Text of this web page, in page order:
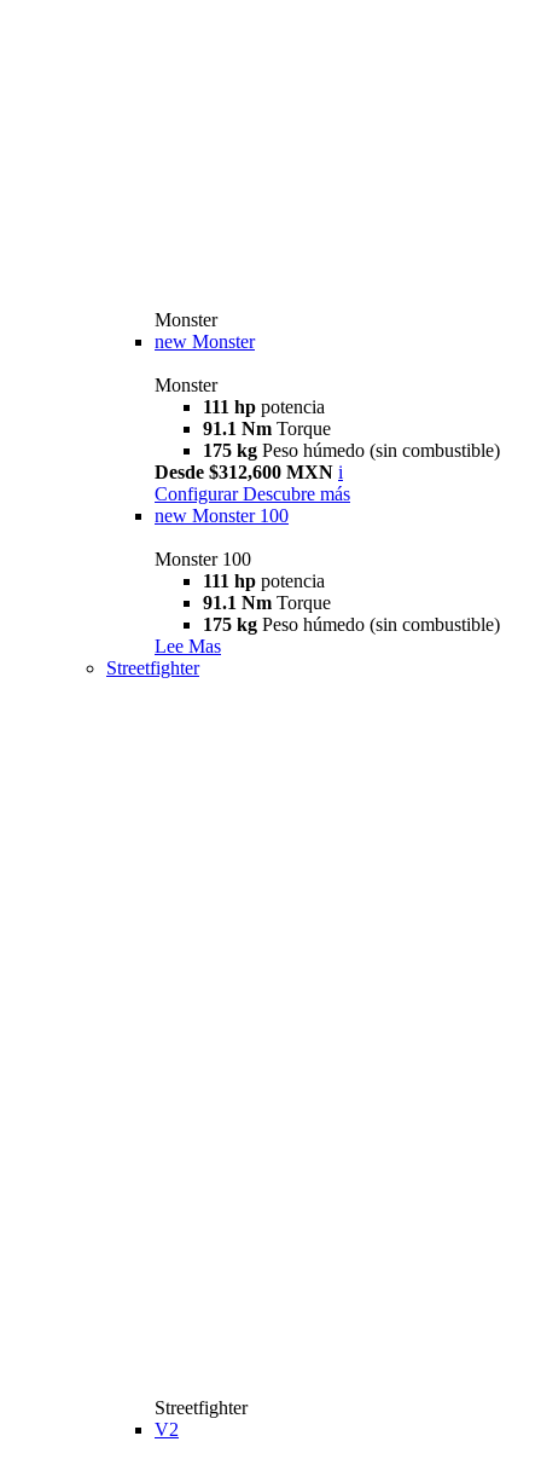
Monster
new Monster
Monster
111 hp potencia
91.1 Nm Torque
175 kg Peso húmedo (sin combustible)
Desde $312,600 MXN i
Configurar Descubre más
new Monster 100
Monster 100
111 hp potencia
91.1 Nm Torque
175 kg Peso húmedo (sin combustible)
Lee Mas
Streetfighter
Streetfighter
V2